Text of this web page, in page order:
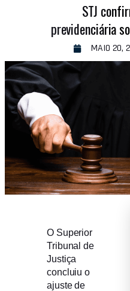
STJ
previdenciária
MAIO 20,
O Superior
Tribunal de
Justiça
concluiu o
ajuste de